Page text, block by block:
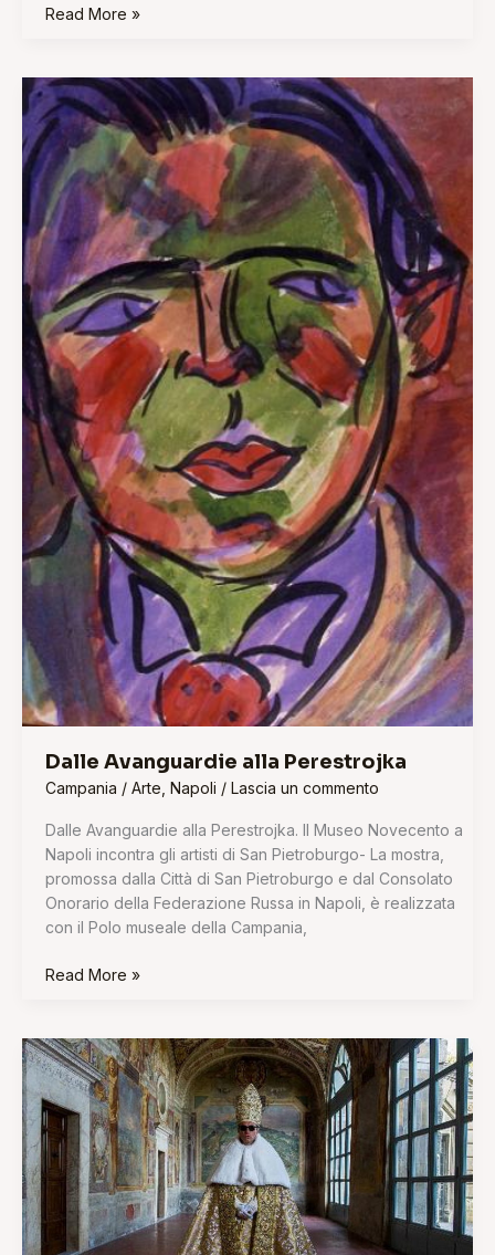
Read More »
Dalle Avanguardie alla Perestrojka
Campania / Arte Napoli / Lascia un commento
Dalle Avanguardie alla Perestrojka. Il Museo Novecento a
Napoli incontra gli artisti di San Pietroburgo- La mostra,
promossa dalla Città di San Pietroburgo e dal Consolato
Onorario della Federazione Russa in Napoli, è realizzata
con il Polo museale della Campania,
Dalle
Avanguardie
alla
Perestrojka
Read More »
The
Young
Pope
–
la
mostra